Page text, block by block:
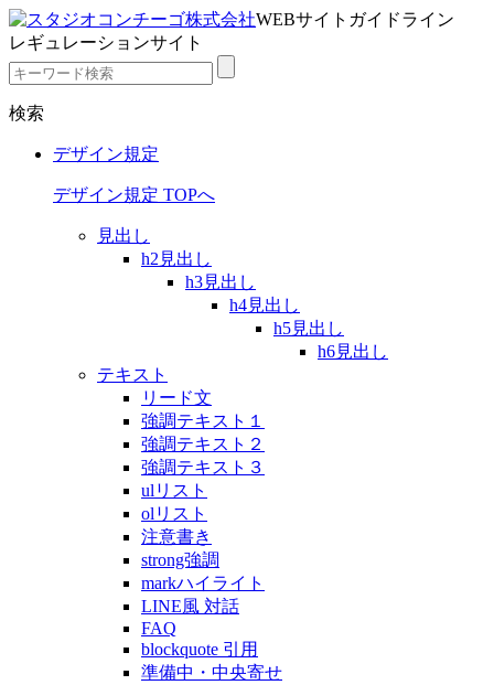
WEBサイトガイドライン
レギュレーションサイト
検索
デザイン規定
デザイン規定 TOPへ
見出し
h2見出し
h3見出し
h4見出し
h5見出し
h6見出し
テキスト
リード文
強調テキスト１
強調テキスト２
強調テキスト３
ulリスト
olリスト
注意書き
strong強調
markハイライト
LINE風 対話
FAQ
blockquote 引用
準備中・中央寄せ